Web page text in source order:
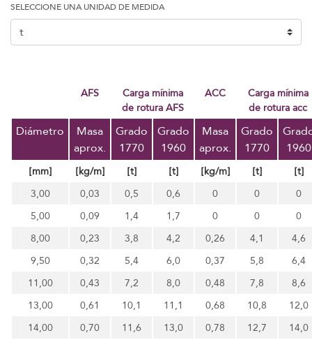
SELECCIONE UNA UNIDAD DE MEDIDA
AFS
Carga mínima
de rotura AFS
ACC
carga mínima
de rotura acc
Diámetro
Masa
aprox.
Grado
1770
Grado
1960
Masa
aprox.
Grado
1770
1960
[mm] [kg/m] [t] [t] [kg/m] [t]
[t]
3,00
0,03 0,5 0,6 0 0
0
5,00
0,09 1,4 1,7 0 0
0
8,00
0,23 3,8 4,2 0,26 4,1
4,6
9,50
0,32 5,4 6,0 0,37 5,8
6,4
11,00
0,43 7,2 8,0 0,48 7,8
8,6
13,00
0,61 10,1 11,1 0,68 10,8
12,0
14,00
0,70 11,6 13,0 0,78 12,7
14,0